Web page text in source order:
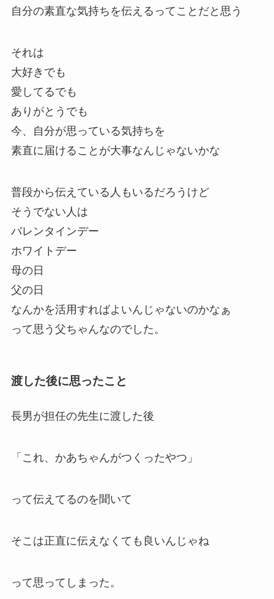
自分の素直な気持ちを伝えるってことだと思う
それは
大好きでも
愛してるでも
ありがとうでも
今、自分が思っている気持ちを
素直に届けることが大事なんじゃないかな
普段から伝えている人もいるだろうけど
そうでない人は
バレンタインデー
ホワイトデー
母の日
父の日
なんかを活用すればよいんじゃないのかなぁ
って思う父ちゃんなのでした。
渡した後に思ったこと
長男が担任の先生に渡した後
「これ、かあちゃんがつくったやつ」
って伝えてるのを聞いて
そこは正直に伝えなくても良いんじゃね
って思ってしまった。